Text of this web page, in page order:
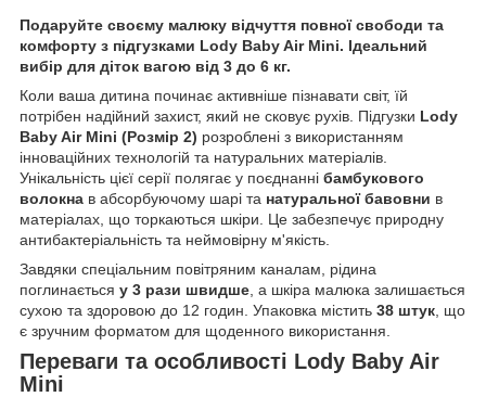
Подаруйте своєму малюку відчуття повної свободи та
комфорту з підгузками Lody Baby Air Mini. Ідеальний
вибір для діток вагою від 3 до 6 кг.
Коли ваша дитина починає активніше пізнавати світ, їй
потрібен надійний захист, який не сковує рухів. Підгузки Lody
Baby Air Mini (Розмір 2) розроблені з використанням
інноваційних технологій та натуральних матеріалів.
Унікальність цієї серії полягає у поєднанні бамбукового
волокна в абсорбуючому шарі та натуральної бавовни в
матеріалах, що торкаються шкіри. Це забезпечує природну
антибактеріальність та неймовірну м'якість.
Завдяки спеціальним повітряним каналам, рідина
поглинається у 3 рази швидше, а шкіра малюка залишається
сухою та здоровою до 12 годин. Упаковка містить 38 штук, що
є зручним форматом для щоденного використання.
Переваги та особливості Lody Baby Air
Mini